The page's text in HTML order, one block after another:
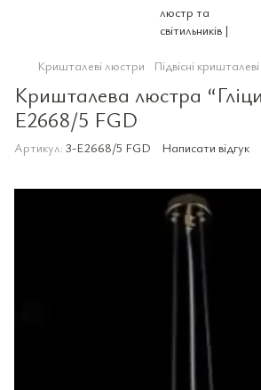
Кришталеві люстри Підвісні
Кришталева люстра
E2668/5 FGD
Артикул: 3-E2668/5 FGD Написати відгук